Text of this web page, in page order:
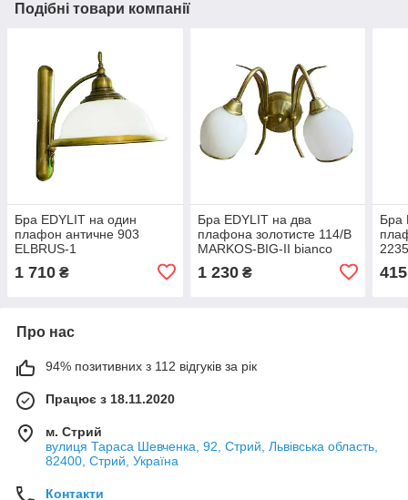
Подібні товари компанії
Бра EDYLIT на один
плафон античне 903
ELBRUS-1
1 710 ₴
Бра EDYLIT на два
плафона золотисте 114/B
MARKOS-BIG-II bianco
1 230₴
Бра
415
Про нас
94% позитивних з 112 відгуків за рік
Працює з 18.11.2020
м. Стрий
вулиця Тараса Шевченка, 92, Стрий, Львівська область,
82400, Стрий, Україна
Контакти